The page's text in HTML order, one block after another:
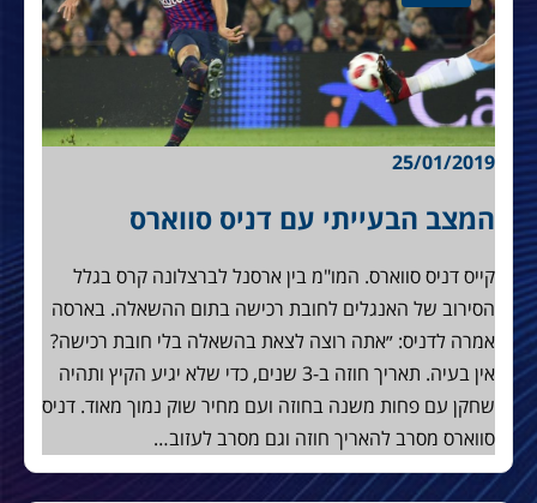
25/01/2019
המצב הבעייתי עם דניס סווארס
קייס דניס סווארס. המו"מ בין ארסנל לברצלונה קרס בגלל
הסירוב של האנגלים לחובת רכישה בתום ההשאלה. בארסה
אמרה לדניס: ״אתה רוצה לצאת בהשאלה בלי חובת רכישה?
אין בעיה. תאריך חוזה ב-3 שנים, כדי שלא יגיע הקיץ ותהיה
שחקן עם פחות משנה בחוזה ועם מחיר שוק נמוך מאוד. דניס
סווארס מסרב להאריך חוזה וגם מסרב לעזוב…